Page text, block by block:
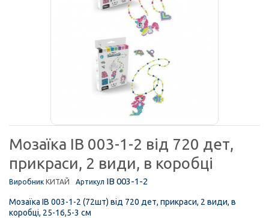
Мозаїка IB 003-1-2 від 720 дет,
прикраси, 2 види, в коробці
Виробник КИТАЙ Артикул IB 003-1-2
Мозаїка IB 003-1-2 (72шт) від 720 дет, прикраси, 2 види, в
коробці, 25-16,5-3 см